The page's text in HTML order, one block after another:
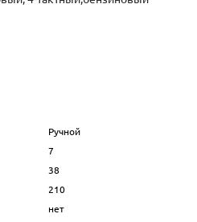
Ручной
7
38
210
нет